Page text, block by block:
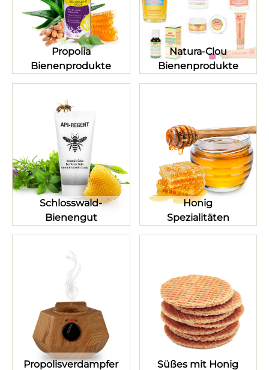
Propolia
Bienenprodukte
Natura-Clou
Bienenprodukte
Schlosswald-
Bienengut
Honig
Spezialitäten
Propolisverdampfer Süßes mit Honig